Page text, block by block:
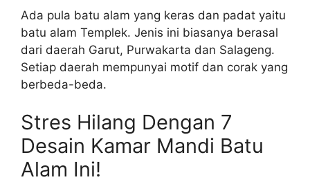
Ada pula batu alam yang keras dan padat yaitu
batu alam Templek. Jenis ini biasanya berasal
dari daerah Garut, Purwakarta dan Salageng.
Setiap daerah mempunyai motif dan corak yang
berbeda-beda.
Stres Hilang Dengan 7
Desain Kamar Mandi Batu
Alam Ini!